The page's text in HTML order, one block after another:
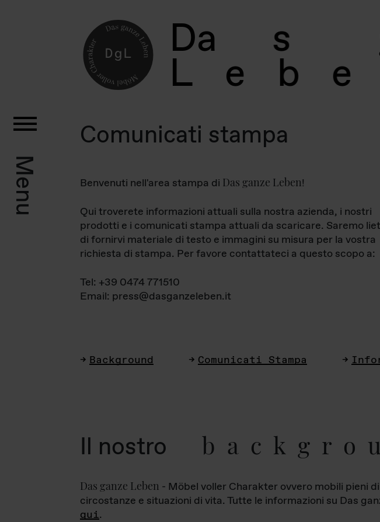
Da s
L e b e
Menu
Comunicati stampa
Benvenuti nell'area stampa di Das ganze Leben!
Qui troverete informazioni attuali sulla nostra azienda, i nostri
prodotti e i comunicati stampa attuali da scaricare. Saremo
di fornirvi materiale di testo e immagini su misura per la vostra
richiesta di stampa. Per favore contattateci a questo scopo a:
Tel: +39 0474 771510
Email: press@dasganzeleben.it
Background Comunicati Stampa
Il nostro
Das ganze Leben - Möbel voller Charakter ovvero mobili pieni
circostanze e situazioni di vita. Tutte le informazioni su Das
qui.